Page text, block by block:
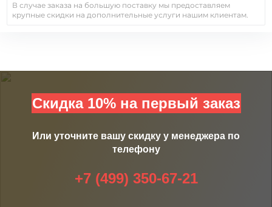
В случае заказа на большую поставку мы предоставляем
крупные скидки на дополнительные услуги нашим клиентам.
Скидка 10% на первый заказ
Или уточните вашу скидку у менеджера по
телефону
+7 (499) 350-67-21